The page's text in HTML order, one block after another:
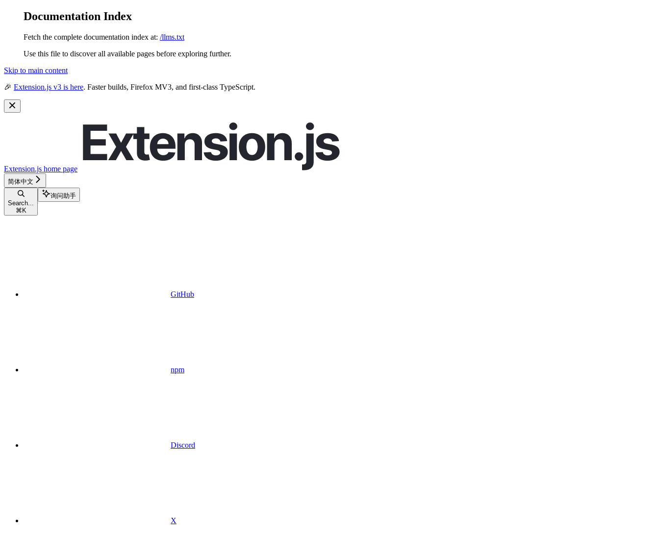
Documentation Index
Fetch the complete documentation index at: /llms.txt
Use this file to discover all available pages before exploring further.
Skip to main content
🎉 Extension.js v3 is here. Faster builds, Firefox MV3, and first-class TypeScript.
Extension.js home page
简体中文
Search...
⌘ K
询问助手
GitHub
npm
Discord
X